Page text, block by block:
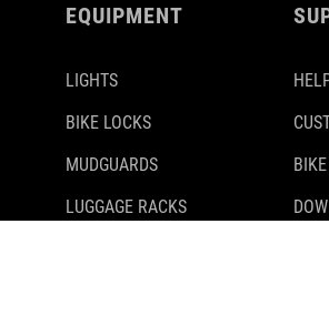
EQUIPMENT
LIGHTS
BIKE LOCKS
MUDGUARDS
LUGGAGE RACKS